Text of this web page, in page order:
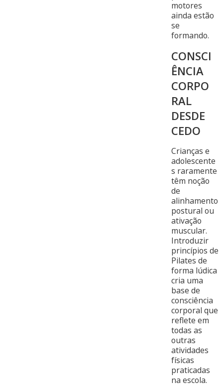
motores
ainda estão
se
formando.
CONSCI
ÊNCIA
CORPO
RAL
DESDE
CEDO
Crianças e
adolescente
s raramente
têm noção
de
alinhamento
postural ou
ativação
muscular.
Introduzir
princípios de
Pilates de
forma lúdica
cria uma
base de
consciência
corporal que
reflete em
todas as
outras
atividades
físicas
praticadas
na escola.